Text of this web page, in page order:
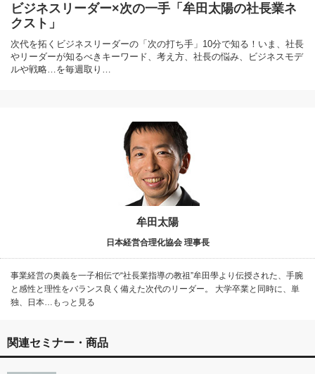
ビジネスリーダー×次の一手「牟田太陽の社長業ネ
クスト」
次代を拓くビジネスリーダーの「次の打ち手」10分で知る！いま、社長
やリーダーが知るべきキーワード、考え方、社長の悩み、ビジネスモデ
ルや戦略…を毎週取り…
牟田太陽
日本経営合理化協会 理事長
事業経営の奥義を一子相伝で“社長業指導の教祖”牟田學より伝授された、手腕
と感性と理性をバランス良く備えた次代のリーダー。 大学卒業と同時に、単
独、日本…もっと見る
関連セミナー・商品